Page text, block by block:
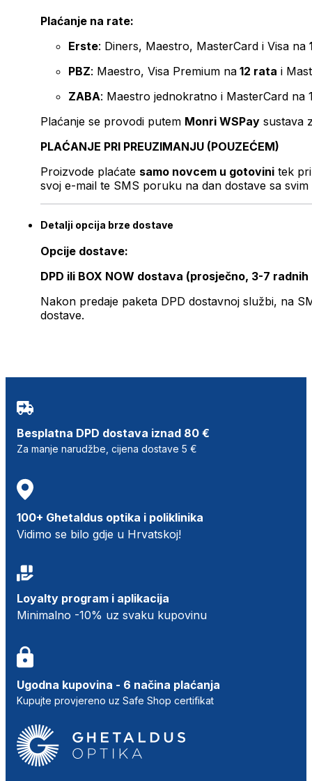
Plaćanje na rate:
Erste: Diners, Maestro, MasterCard i Visa na
PBZ: Maestro, Visa Premium na 12 rata i
ZABA: Maestro jednokratno i MasterCard na
Plaćanje se provodi putem Monri WSPay sustava
PLAĆANJE PRI PREUZIMANJU (POUZEĆEM)
Proizvode plaćate samo novcem u gotovini tek
svoj e-mail te SMS poruku na dan dostave sa svim
Detalji opcija brze dostave
Opcije dostave:
DPD ili BOX NOW dostava (prosječno, 3-7 radnih
Nakon predaje paketa DPD dostavnoj službi, na
dostave.
Besplatna DPD dostava iznad 80 €
Za manje narudžbe, cijena dostave 5 €
100+ Ghetaldus optika i poliklinika
Vidimo se bilo gdje u Hrvatskoj!
Loyalty program i aplikacija
Minimalno -10% uz svaku kupovinu
Ugodna kupovina - 6 načina plaćanja
Kupujte provjereno uz Safe Shop certifikat